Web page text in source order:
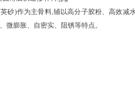
)作为主骨料,辅以高分子胶粉、高效减
微膨胀、自密实、阻锈等特点。